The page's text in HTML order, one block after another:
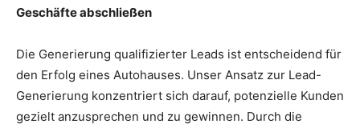
Geschäfte abschließen
Die Generierung qualifizierter Leads ist entscheidend für
den Erfolg eines Autohauses. Unser Ansatz zur Lead-
Generierung konzentriert sich darauf, potenzielle Kunden
gezielt anzusprechen und zu gewinnen. Durch die